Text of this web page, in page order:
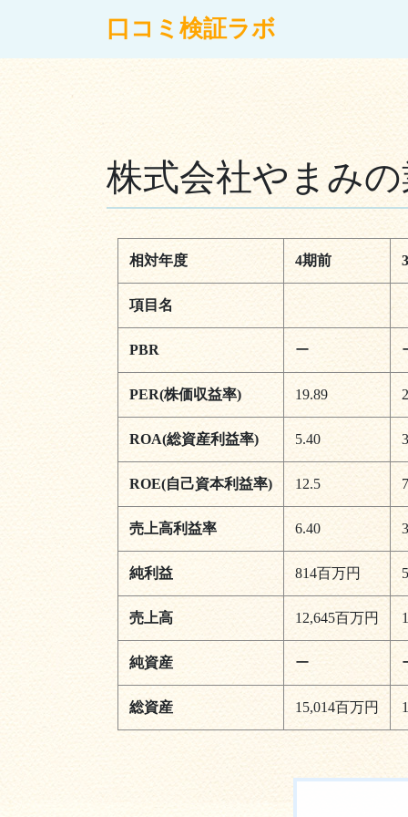
メインナビゲーション
口コミ検証ラボ
株式会社やまみ
相対年度 4期前
項目名
PBR ー
PER(株価収益率) 19.89
ROA(総資産利益率) 5.40
ROE(自己資本利益率) 12.5
売上高利益率 6.40
純利益 814百万円
売上高 12,645百万円
純資産 ー
総資産 15,014百万円